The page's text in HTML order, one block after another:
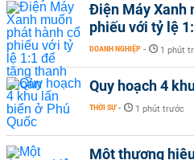
Điện Máy Xanh
phiếu với tỷ lệ
DOANH NGHIỆP - 1 phút
Quy hoạch 4
THỜI SỰ - 1 phút trước
Một thương